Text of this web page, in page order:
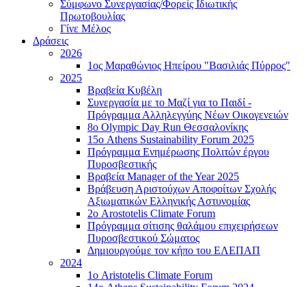
Σύμφωνο Συνεργασίας/Φορείς Ιδιωτικής
Πρωτοβουλίας
Γίνε Μέλος
Δράσεις
2026
1ος Μαραθώνιος Ηπείρου "Βασιλιάς Πύρρος"
2025
Βραβεία Κυβέλη
Συνεργασία με το Μαζί για το Παιδί -
Πρόγραμμα Αλληλεγγύης Νέων Οικογενειών
8ο Olympic Day Run Θεσσαλονίκης
15ο Athens Sustainability Forum 2025
Πρόγραμμα Ενημέρωσης Πολιτών έργου
Πυροσβεστικής
Βραβεία Manager of the Year 2025
Βράβευση Αριστούχων Αποφοίτων Σχολής
Αξιωματικών Ελληνικής Αστυνομίας
2ο Arostotelis Climate Forum
Πρόγραμμα σίτισης θαλάμου επιχειρήσεων
Πυροσβεστικού Σώματος
Δημιουργούμε τον κήπο του ΕΛΕΠΑΠ
2024
1ο Aristotelis Climate Forum